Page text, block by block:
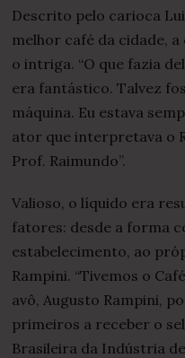
Descrito pelo carioca
melhor café da cidade,
o intriga. “O que fazia
era fantástico. Talvez
máquina. Eu estava
ator que interpretava o
Prof. Raimundo”.
Valioso, o líquido era
fatores: desde a forma
estabelecimento, ao
Rampini. “Tivemos o
avô, Augusto Rampini,
primeiros a receber o
Brasileira da Indústria